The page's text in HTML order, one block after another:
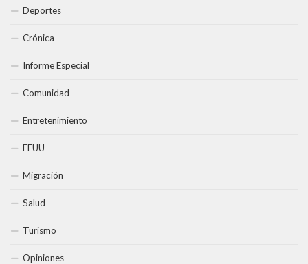
Deportes
Crónica
Informe Especial
Comunidad
Entretenimiento
EEUU
Migración
Salud
Turismo
Opiniones